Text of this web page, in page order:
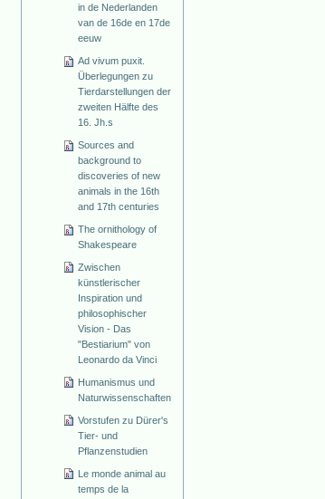
in de Nederlanden
van de 16de en 17de
eeuw
Ad vivum puxit.
Überlegungen zu
Tierdarstellungen der
zweiten Hälfte des
16. Jh.s
Sources and
background to
discoveries of new
animals in the 16th
and 17th centuries
The ornithology of
Shakespeare
Zwischen
künstlerischer
Inspiration und
philosophischer
Vision - Das
"Bestiarium" von
Leonardo da Vinci
Humanismus und
Naturwissenschaften
Vorstufen zu Dürer's
Tier- und
Pflanzenstudien
Le monde animal au
temps de la